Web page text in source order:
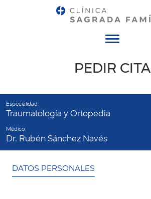
PEDIR CITA
Especialidad:
Traumatología y Ortopedia
Médico:
Dr. Rubén Sánchez Navés
DATOS PERSONALES